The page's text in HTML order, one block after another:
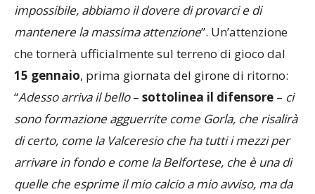
impossibile, abbiamo il dovere di provarci e di
mantenere la massima attenzione”. Un’attenzione
che tornerà ufficialmente sul terreno di gioco dal
15 gennaio, prima giornata del girone di ritorno:
“Adesso arriva il bello– sottolinea il difensore – ci
sono formazione agguerrite come Gorla, che risalirà
di certo, come la Valceresio che ha tutti i mezzi per
arrivare in fondo e come la Belfortese, che è una di
quelle che esprime il mio calcio a mio avviso, ma da